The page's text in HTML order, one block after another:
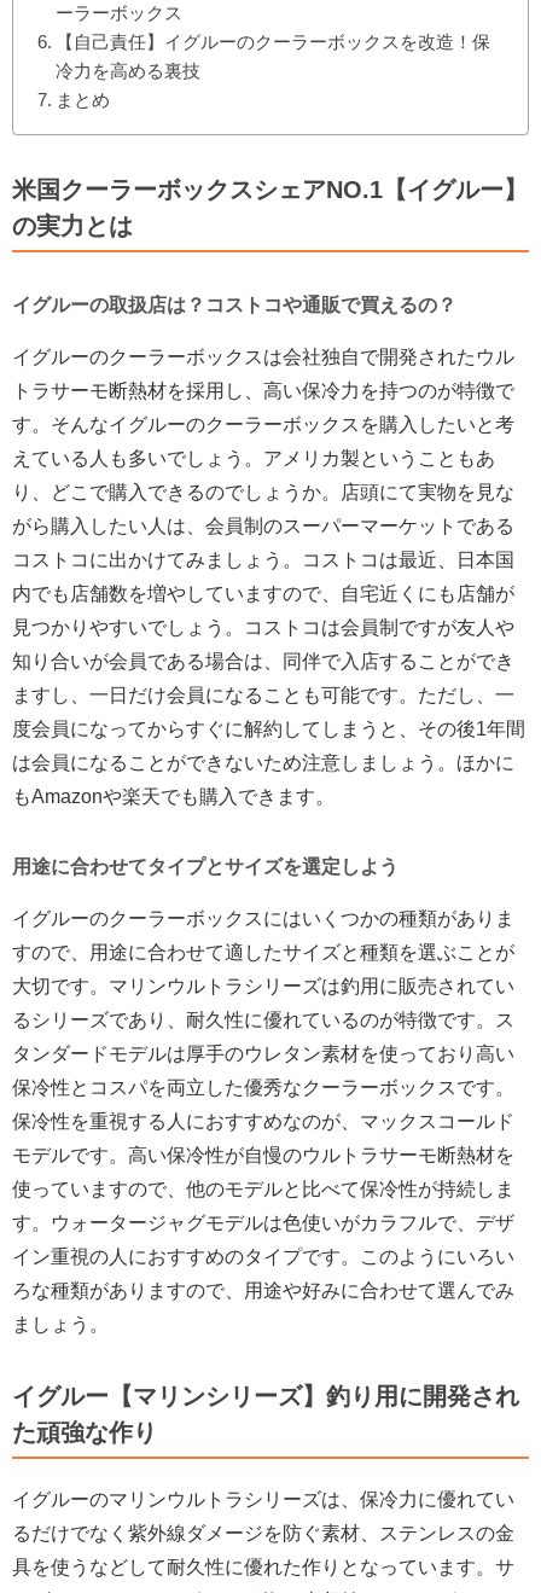
ーラーボックス
【自己責任】イグルーのクーラーボックスを改造！保
冷力を高める裏技
まとめ
米国クーラーボックスシェアNO.1【イグルー】
の実力とは
イグルーの取扱店は？コストコや通販で買えるの？
イグルーのクーラーボックスは会社独自で開発されたウル
トラサーモ断熱材を採用し、高い保冷力を持つのが特徴で
す。そんなイグルーのクーラーボックスを購入したいと考
えている人も多いでしょう。アメリカ製ということもあ
り、どこで購入できるのでしょうか。店頭にて実物を見な
がら購入したい人は、会員制のスーパーマーケットである
コストコに出かけてみましょう。コストコは最近、日本国
内でも店舗数を増やしていますので、自宅近くにも店舗が
見つかりやすいでしょう。コストコは会員制ですが友人や
知り合いが会員である場合は、同伴で入店することができ
ますし、一日だけ会員になることも可能です。ただし、一
度会員になってからすぐに解約してしまうと、その後1年間
は会員になることができないため注意しましょう。ほかに
もAmazonや楽天でも購入できます。
用途に合わせてタイプとサイズを選定しよう
イグルーのクーラーボックスにはいくつかの種類がありま
すので、用途に合わせて適したサイズと種類を選ぶことが
大切です。マリンウルトラシリーズは釣用に販売されてい
るシリーズであり、耐久性に優れているのが特徴です。ス
タンダードモデルは厚手のウレタン素材を使っており高い
保冷性とコスパを両立した優秀なクーラーボックスです。
保冷性を重視する人におすすめなのが、マックスコールド
モデルです。高い保冷性が自慢のウルトラサーモ断熱材を
使っていますので、他のモデルと比べて保冷性が持続しま
す。ウォータージャグモデルは色使いがカラフルで、デザ
イン重視の人におすすめのタイプです。このようにいろい
ろな種類がありますので、用途や好みに合わせて選んでみ
ましょう。
イグルー【マリンシリーズ】釣り用に開発され
た頑強な作り
イグルーのマリンウルトラシリーズは、保冷力に優れてい
るだけでなく紫外線ダメージを防ぐ素材、ステンレスの金
具を使うなどして耐久性に優れた作りとなっています。サ